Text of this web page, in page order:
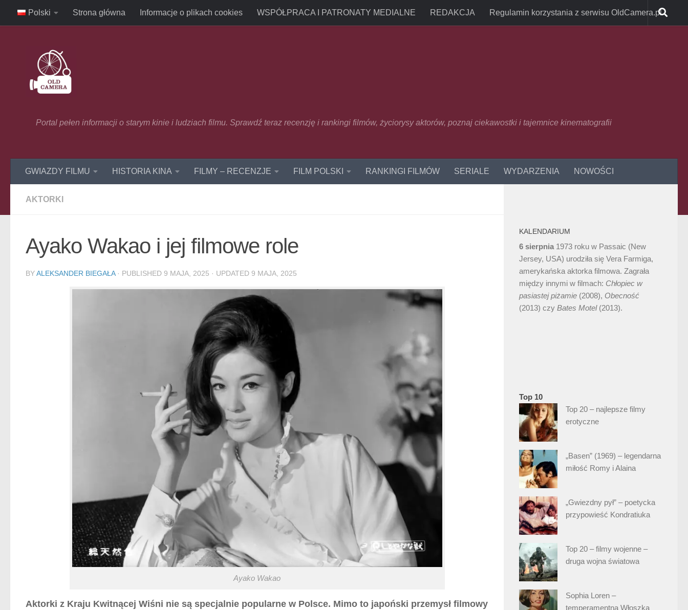
Skip to content
Polski Strona główna Informacje o plikach cookies WSPÓŁPRACA I PATRONATY MEDIALNE REDAKCJA Regulamin korzystania z serwisu OldCamera.pl
Portal pełen informacji o starym kinie i ludziach filmu. Sprawdź teraz recenzję i rankingi filmów, życiorysy aktorów, poznaj ciekawostki i tajemnice kinematografii
GWIAZDY FILMU HISTORIA KINA FILMY – RECENZJE FILM POLSKI RANKINGI FILMÓW SERIALE WYDARZENIA NOWOŚCI
AKTORKI
Ayako Wakao i jej filmowe role
BYALEKSANDER BIEGAŁA · PUBLISHED 9 MAJA, 2025 · UPDATED 9 MAJA, 2025
Ayako Wakao
Aktorki z Kraju Kwitnącej Wiśni nie są specjalnie popularne w Polsce. Mimo to japoński przemysł filmowy
KALENDARIUM
6 sierpnia 1973 roku w Passaic (New
Jersey, USA) urodziła się Vera Farmiga,
amerykańska aktorka filmowa. Zagrała
między innymi w filmach: Chłopiec w
pasiastej piżamie (2008), Obecność
(2013) czy Bates Motel(2013).
Top 10
Top 20 – najlepsze filmy
erotyczne
„Basen” (1969) – legendarna
miłość Romy i Alaina
„Gwiezdny pył” – poetycka
przypowieść Kondratiuka
Top 20 – filmy wojenne –
druga wojna światowa
Sophia Loren –
temperamentna Włoszka